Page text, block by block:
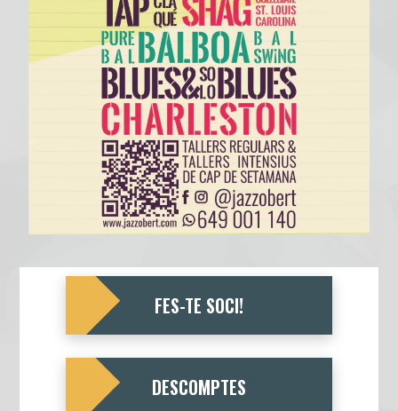
FES-TE SOCI!
DESCOMPTES